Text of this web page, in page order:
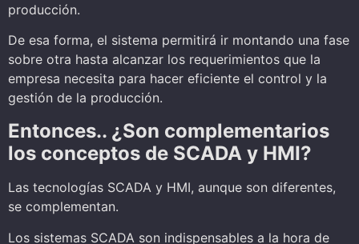
producción.
De esa forma, el sistema permitirá ir montando una fase
sobre otra hasta alcanzar los requerimientos que la
empresa necesita para hacer eficiente el control y la
gestión de la producción.
Entonces.. ¿Son complementarios
los conceptos de SCADA y HMI?
Las tecnologías SCADA y HMI, aunque son diferentes,
se complementan.
Los sistemas SCADA son indispensables a la hora de